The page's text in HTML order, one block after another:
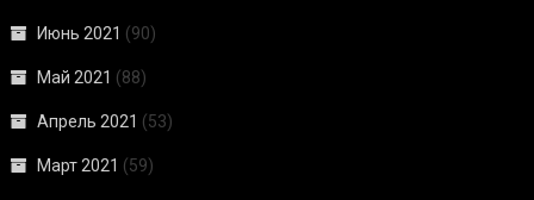
Июнь 2021 (90)
Май 2021 (88)
Апрель 2021 (53)
Март 2021 (59)